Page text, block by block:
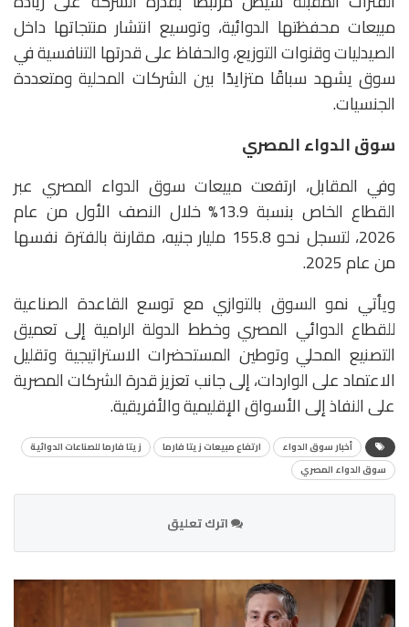
مبيعات محفظتها الدوائية، وتوسيع انتشار منتجاتها داخل
الصيدليات وقنوات التوزيع، والحفاظ على قدرتها التنافسية في
سوق يشهد سباقًا متزايدًا بين الشركات المحلية ومتعددة
الجنسيات.
سوق الدواء المصري
وفي المقابل، ارتفعت مبيعات سوق الدواء المصري عبر
القطاع الخاص بنسبة 13.9% خلال النصف الأول من عام
2026، لتسجل نحو 155.8 مليار جنيه، مقارنة بالفترة نفسها
من عام 2025.
ويأتي نمو السوق بالتوازي مع توسع القاعدة الصناعية
للقطاع الدوائي المصري وخطط الدولة الرامية إلى تعميق
التصنيع المحلي وتوطين المستحضرات الاستراتيجية وتقليل
الاعتماد على الواردات، إلى جانب تعزيز قدرة الشركات المصرية
على النفاذ إلى الأسواق الإقليمية والأفريقية.
أخبار سوق الدواء ارتفاع مبيعات زيتا فارما
زيتا فارما للصناعات الدوائية
سوق الدواء المصري
اترك تعليق